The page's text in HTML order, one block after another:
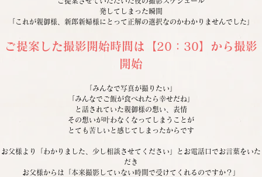
発してしまった瞬間
「これが親御様、新郎新婦様にとって正解の選択なのかわかりませんでした」
ご提案した撮影開始時間は【20：30】から撮影
開始
「みんなで写真が撮りたい」
「みんなでご飯が食べれたら幸せだね」
と話されていた親御様の想い、表情
その想いが叶わなくなってしまうことが
とても苦しいと感じてしまったからです
お父様より「わかりました、少し相談させてください」とお電話口でお言葉をいた
だき
お父様からは「本来撮影していない時間で受けてくれるのですか？」